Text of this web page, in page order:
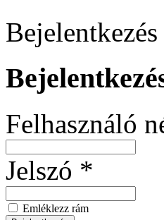
Bejelentkezés
Felhasználó
Jelszó *
Emléklezz rám